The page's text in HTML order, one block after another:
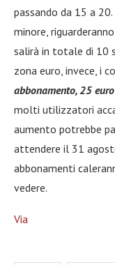
passando da 15 a
minore,
salirà in totale di 10
zona euro, invece, i
abbonamento, 25
molti utilizzatori
aumento potrebbe
attendere il 31
abbonamenti
vedere.
Via